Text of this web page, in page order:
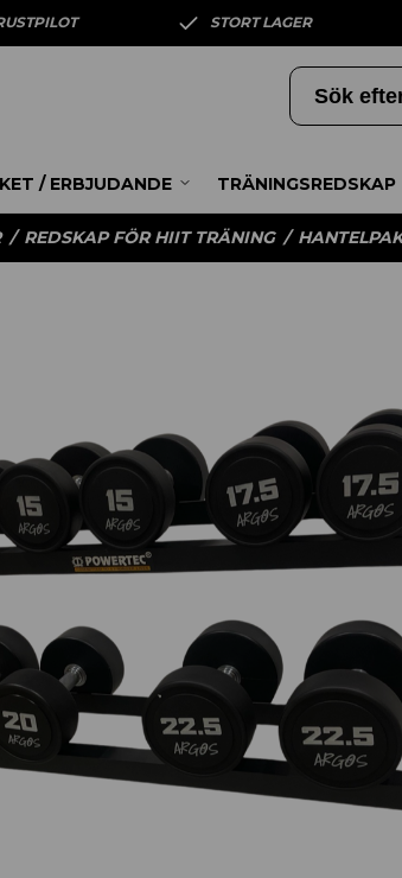
STORT LAGER
/ ERBJUDANDE TRÄNINGSREDSKAP
/ REDSKAP FÖR HIIT TRÄNING /